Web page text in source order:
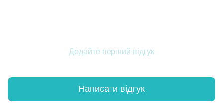
Додайте перший відгук
Написати відгук